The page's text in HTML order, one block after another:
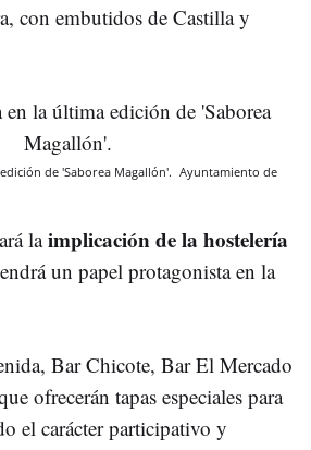
con embutidos de Castilla y
de 'Saborea Magallón'. Ayuntamiento de
laimplicación de la hostelería
un papel protagonista en la
Bar Chicote, Bar El Mercado
ofrecerán tapas especiales para
el carácter participativo y